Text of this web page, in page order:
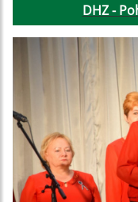
DHZ -